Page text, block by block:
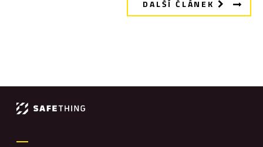
DALŠÍ ČLÁNEK